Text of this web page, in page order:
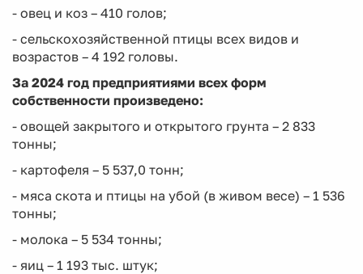
- овец и коз – 410 голов;
- сельскохозяйственной птицы всех видов и
возрастов – 4 192 головы.
За 2024 год предприятиями всех форм
собственности произведено:
- овощей закрытого и открытого грунта – 2 833
тонны;
- картофеля – 5 537,0 тонн;
- мяса скота и птицы на убой (в живом весе) – 1 536
тонны;
- молока – 5 534 тонны;
- яиц – 1 193 тыс. штук;